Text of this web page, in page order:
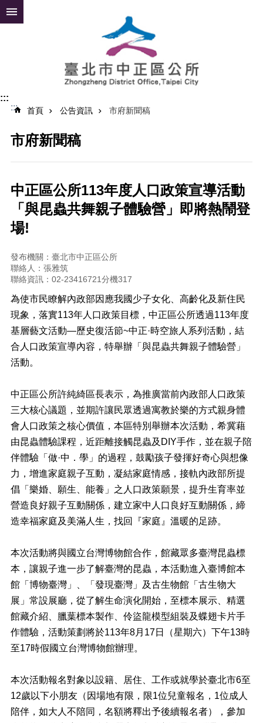
跳到主要內容區塊
公
資
訊
民
服
認
中
正
關
介
紹
鄰
里
政
府
資
訊
公
開
開
放
資
料
區
防
救
災
資
(Disaster
prevention
光
休
:::
:::
首頁 公告資訊 市府新聞稿
市府新聞稿
中正區公所113年度人口政策宣導活動
「與昆蟲共舞親子體驗營」即將熱鬧登
場!
發布機關：臺北市中正區公所
聯絡人：張雅筑
聯絡資訊：02-23416721分機317
為使市民瞭解內政部因應我國少子女化、高齡化及新住民
現象，落實113年人口政策目標，中正區公所透過113年度
基層藝文活動—歷史復活節~中正·時空旅人系列活動，結
合人口政策宣導內容，特舉辦「與昆蟲共舞親子體驗營」
活動。
中正區公所許純綺區長表示，為推廣當前內政部人口政策
三大核心議題，並期許讓民眾透過寓教於樂的方式親身體
會人口政策之核心價值，本區特別舉辦本次活動，希冀藉
由昆蟲體驗課程，近距離接觸昆蟲及DIY手作，並在親子陪
伴體驗「做·中．學」的過程，鼓勵孩子發揮好奇心與想像
力，增進家庭親子互動，凝結家庭情感，接軌內政部所提
倡「樂婚、願生、能養」之人口政策願景，提升生育率並
營造良好親子互動關係，建立家中人口良好互動關係，締
造幸福家庭及美滿人生，找回『家庭』溫暖的足跡。
本次活動將與國立台灣博物館合作，館藏眾多臺灣昆蟲標
本，讓親子進一步了解臺灣的昆蟲，本活動進入臺博館本
館「博物臺灣」、「發現臺灣」及古生物館「古生物大
展」常設展廳，從了解生命演化開始，至標本展示、精選
館藏介紹、臘葉標本製作、伶盜龍模型組裝及蝶翅卡片手
作體驗，活動策劃將於113年8月17日（星期六）下午13時
至17時假國立台灣博物館辦理。
本次活動報名對象以設籍、居住、工作或就學於臺北市6至
12歲以下小朋友（因場地有限，限1位兒童報名，1位成人
陪伴，如大人不陪同，名額將釋出予後續報名者），參加